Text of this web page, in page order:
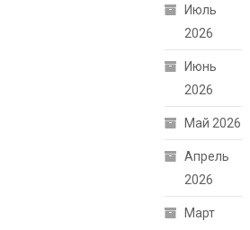
Июль
2026
Июнь
2026
Май 2026
Апрель
2026
Март